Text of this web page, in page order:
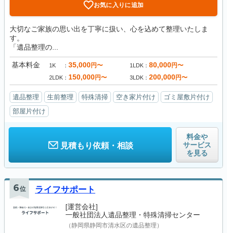
お気に入りに追加
大切なご家族の思い出を丁寧に扱い、心を込めて整理いたしま
す。
「遺品整理の...
基本料金 1K 35,000円〜 1LDK 80,000円〜
2LDK 150,000円〜 3LDK 200,000円〜
遺品整理 生前整理 特殊清掃 空き家片付け
ゴミ屋敷片付け
部屋片付け
見積もり依頼・相談
料金や
サービス
を見る
6位 ライフサポート
[運営会社]
一般社団法人遺品整理・特殊清掃センター
（静岡県静岡市清水区の遺品整理）